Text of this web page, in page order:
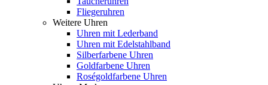
Fliegeruhren
Weitere Uhren
Uhren mit Lederband
Uhren mit Edelstahlband
Silberfarbene Uhren
Goldfarbene Uhren
Roségoldfarbene Uhren